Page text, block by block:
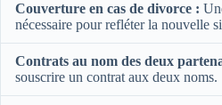
Couverture en cas de divorce :
nécessaire pour refléter la nouvelle
Contrats au nom des deux
souscrire un contrat aux deux noms.